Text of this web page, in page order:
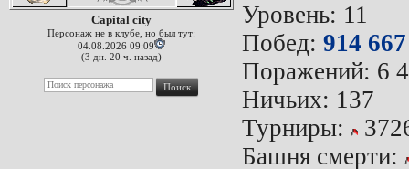
Capital city
Персонаж не в клубе, но был тут:
04.08.2026 09:09
(3 дн. 20 ч. назад)
Уровень: 11
Побед: 914 667
Поражений: 6
Ничьих: 137
Турниры:
Башня смерти: